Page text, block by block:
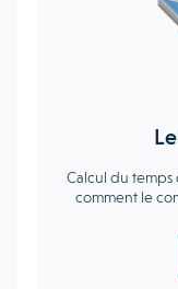
Calcul du temps
comment le